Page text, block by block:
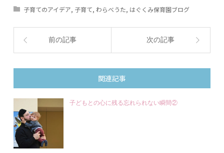
子育てのアイデア, 子育て,わらべうた, はぐくみ保育園ブログ
前の記事 次の記事
関連記事
子どもとの心に残る忘れられない瞬間②